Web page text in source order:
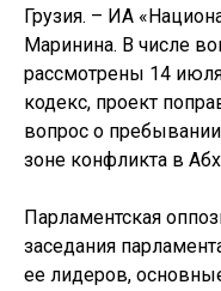
Грузия. – ИА
Маринина. В числе
рассмотрены 14
кодекс, проект
вопрос о
зоне конфликта в
Парламентская
заседания
ее лидеров,